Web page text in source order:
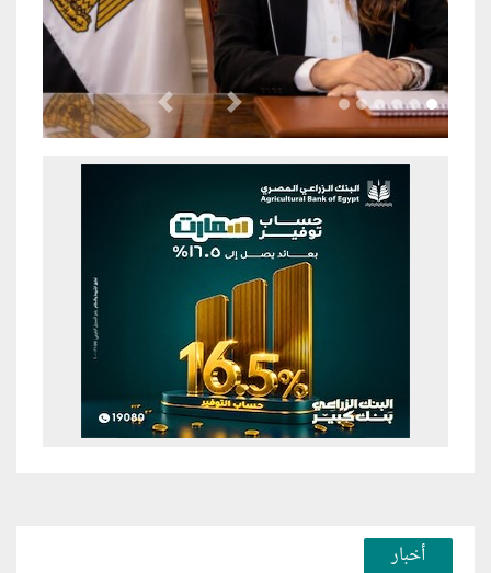
Previous Next
أخبار